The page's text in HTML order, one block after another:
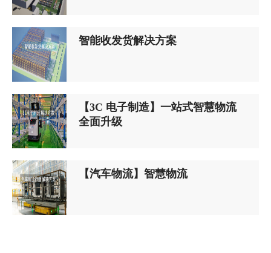
智能收发货解决方案
【3C 电子制造】一站式智慧物流
全面升级
【汽车物流】智慧物流